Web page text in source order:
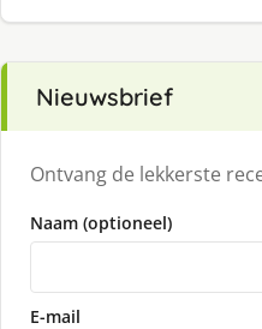
Nieuwsbrief
Ontvang de lekkerste
Naam (optioneel)
E-mail